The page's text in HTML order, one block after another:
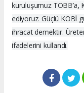
kuruluşumuz TOBB’a,
ediyoruz. Güçlü KOBİ
ihracat demektir.
ifadelerini kullandı.